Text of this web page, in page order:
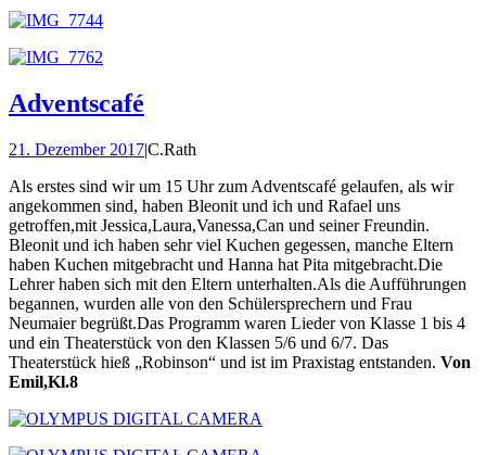
Adventscafé
21. Dezember 2017|C.Rath
Als erstes sind wir um 15 Uhr zum Adventscafé gelaufen, als wir
angekommen sind, haben Bleonit und ich und Rafael uns
getroffen,mit Jessica,Laura,Vanessa,Can und seiner Freundin.
Bleonit und ich haben sehr viel Kuchen gegessen, manche Eltern
haben Kuchen mitgebracht und Hanna hat Pita mitgebracht.Die
Lehrer haben sich mit den Eltern unterhalten.Als die Aufführungen
begannen, wurden alle von den Schülersprechern und Frau
Neumaier begrüßt.Das Programm waren Lieder von Klasse 1 bis 4
und ein Theaterstück von den Klassen 5/6 und 6/7. Das
Theaterstück hieß „Robinson“ und ist im Praxistag entstanden. Von
Emil,Kl.8